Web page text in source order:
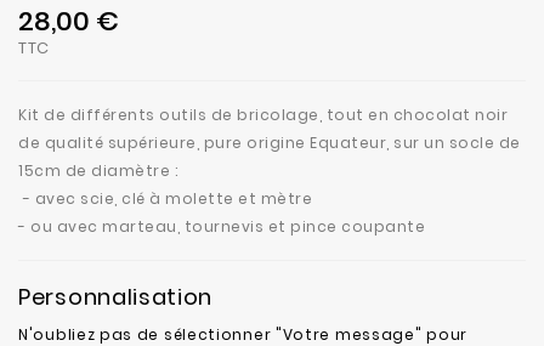
28,00 €
TTC
Kit de différents outils de bricolage, tout en chocolat noir
de qualité supérieure, pure origine Equateur, sur un socle de
15cm de diamètre :
- avec scie, clé à molette et mètre
- ou avec marteau, tournevis et pince coupante
Personnalisation
N'oubliez pas de sélectionner "Votre message" pour